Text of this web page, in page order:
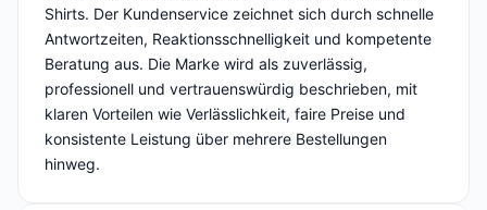
Shirts. Der Kundenservice zeichnet sich durch schnelle
Antwortzeiten, Reaktionsschnelligkeit und kompetente
Beratung aus. Die Marke wird als zuverlässig,
professionell und vertrauenswürdig beschrieben, mit
klaren Vorteilen wie Verlässlichkeit, faire Preise und
konsistente Leistung über mehrere Bestellungen
hinweg.